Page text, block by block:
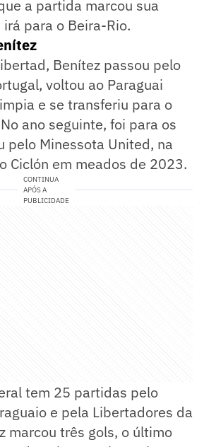
a partida marcou sua
para o Beira-Rio.
Benítez passou pelo
voltou ao Paraguai
e se transferiu para o
ano seguinte, foi para os
pelo Minessota United, na
Ciclón em meados de 2023.
CONTINUA
APÓS A
PUBLICIDADE
tem 25 partidas pelo
e pela Libertadores da
marcou três gols, o último